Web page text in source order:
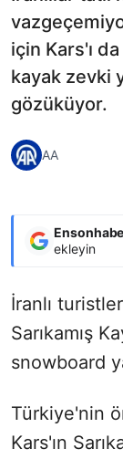
için Kars'ı
kayak zevki
gözüküyor.
AA
ekleyin
İranlı
Sarıkamış
snowboard
Türkiye'nin
Kars'ın